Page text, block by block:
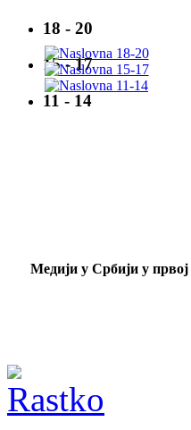
18 - 20
15 - 17
11 - 14
Mедији у Србији у